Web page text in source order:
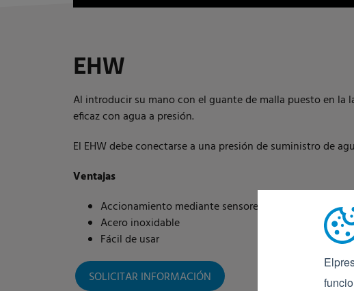
EHW
Al introducir su mano con el guante de malla puesto en la
eficaz con agua a presión.
El EHW debe conectarse a una presión de suministro de
Ventajas
Accionamiento mediante sensores
Acero inoxidable
Fácil de usar
SOLICITAR INFORMACIÓN